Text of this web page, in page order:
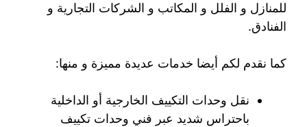
للمنازل و الفلل و المكاتب و الشركات التجارية و
الفنادق.
كما نقدم لكم أيضا خدمات عديدة مميزة و منها:
نقل وحدات التكييف الخارجية أو الداخلية
باحتراس شديد عبر فني وحدات تكييف